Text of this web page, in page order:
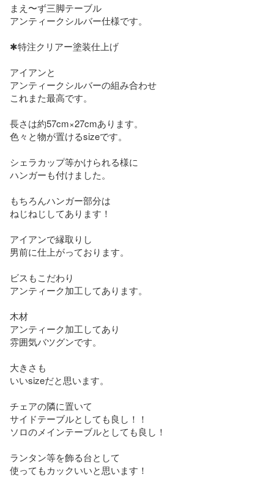
まえ〜ず三脚テーブル
アンティークシルバー仕様です。
✱特注クリアー塗装仕上げ
アイアンと
アンティークシルバーの組み合わせ
これまた最高です。
長さは約57cm×27cmあります。
色々と物が置けるsizeです。
シェラカップ等かけられる様に
ハンガーも付けました。
もちろんハンガー部分は
ねじねじしてあります！
アイアンで縁取りし
男前に仕上がっております。
ビスもこだわり
アンティーク加工してあります。
木材
アンティーク加工してあり
雰囲気バツグンです。
大きさも
いいsizeだと思います。
チェアの隣に置いて
サイドテーブルとしても良し！！
ソロのメインテーブルとしても良し！
ランタン等を飾る台として
使ってもカックいいと思います！